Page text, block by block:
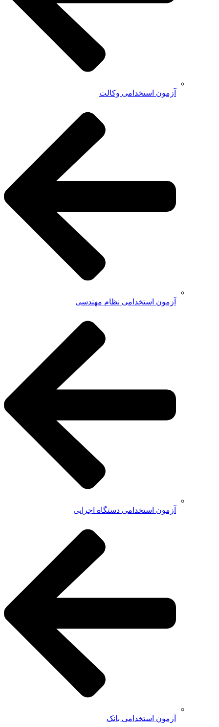
آزمون استخدامی وکالت
آزمون استخدامی نظام مهندسی
آزمون استخدامی دستگاه اجرایی
آزمون استخدامی بانک